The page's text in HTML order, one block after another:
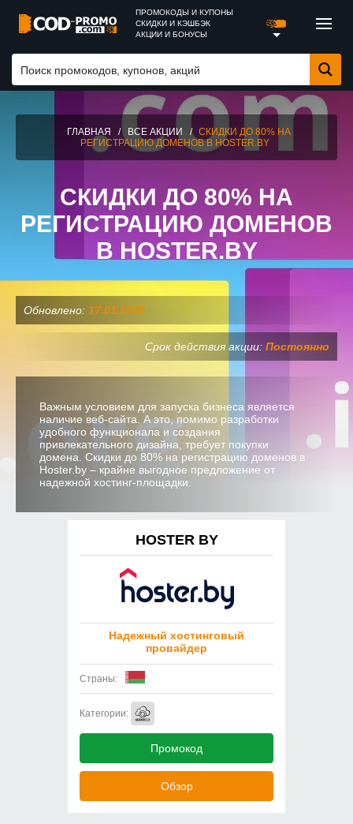
ПРОМОКОДЫ И КУПОНЫ
СКИДКИ И КЭШБЭК
АКЦИИ И БОНУСЫ
ГЛАВНАЯ / ВСЕ АКЦИИ / СКИДКИ ДО 80% НА
РЕГИСТРАЦИЮ ДОМЕНОВ В HOSTER.BY
СКИДКИ ДО 80% НА
РЕГИСТРАЦИЮ ДОМЕНОВ
В HOSTER.BY
Обновлено: 17.01.2025
Срок действия акции: Постоянно
Важным условием для запуска бизнеса является
наличие веб-сайта. А это, помимо разработки
удобного функционала и создания
привлекательного дизайна, требует покупки
домена. Скидки до 80% на регистрацию доменов в
Hoster.by – крайне выгодное предложение от
надежной хостинг-площадки.
HOSTER BY
Надежный хостинговый
провайдер
Страны:
Категории:
Промокод
Обзор